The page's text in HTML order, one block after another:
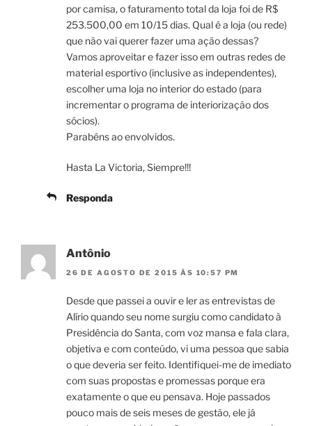
por camisa, o faturamento total da loja foi de R$
253.500,00 em 10/15 dias. Qual é a loja (ou rede)
que não vai querer fazer uma ação dessas?
Vamos aproveitar e fazer isso em outras redes de
material esportivo (inclusive as independentes),
escolher uma loja no interior do estado (para
incrementar o programa de interiorização dos
sócios).
Parabéns ao envolvidos.
Hasta La Victoria, Siempre!!!
Responda
Antônio
26 DE AGOSTO DE 2015 ÀS 10:57 PM
Desde que passei a ouvir e ler as entrevistas de
Alírio quando seu nome surgiu como candidato à
Presidência do Santa, com voz mansa e fala clara,
objetiva e com conteúdo, vi uma pessoa que sabia
o que deveria ser feito. Identifiquei-me de imediato
com suas propostas e promessas porque era
exatamente o que eu pensava. Hoje passados
pouco mais de seis meses de gestão, ele já